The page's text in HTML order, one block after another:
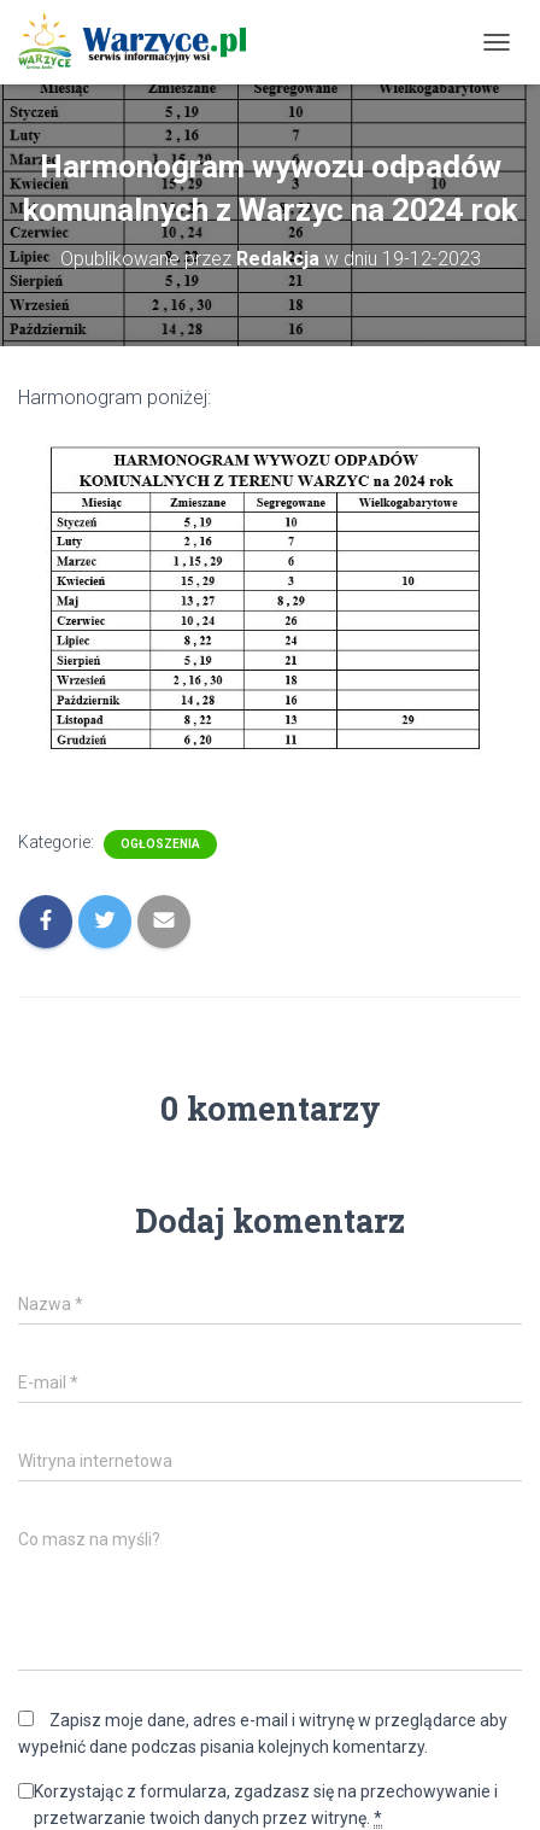
R
E
Ł
Ą
C
Z
N
A
W
I
Harmonogram wywozu odpadów
komunalnych z Warzyc na 2024 rok
Opublikowane przez Redakcja w dniu 19-12-2023
Harmonogram poniżej:
Kategorie: OGŁOSZENIA
0 komentarzy
Dodaj komentarz
Nazwa *
E-mail *
Witryna internetowa
Co masz na myśli?
Zapisz moje dane, adres e-mail i witrynę w przeglądarce aby
wypełnić dane podczas pisania kolejnych komentarzy.
Korzystając z formularza, zgadzasz się na przechowywanie i
przetwarzanie twoich danych przez witrynę. *